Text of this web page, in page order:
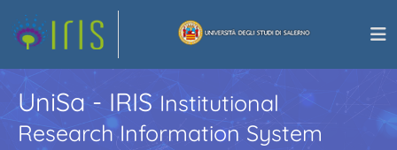
UniSa - IRISInstitutional
Research Information System